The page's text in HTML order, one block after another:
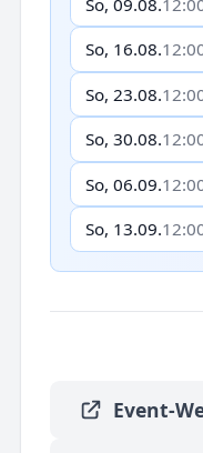
So, 16.08.
So, 23.08.
So, 30.08.
So, 06.09.
So, 13.09.
Event-